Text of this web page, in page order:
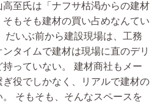
至氏は「ナフサ枯渇からの建材
そもそも建材の買い占めなんてい
だいぶ前から建設現場は、工務
タイムで建材は現場に直のデリ
っていない。 建材商社もメー
役でしかなく、リアルで建材の
そもそも、そんなスペースを